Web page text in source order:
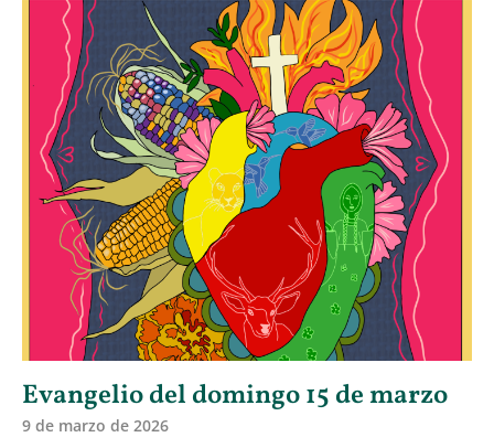
Evangelio del domingo 15 de marzo
9 de marzo de 2026